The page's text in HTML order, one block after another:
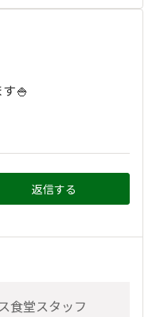
🍚
返信する
食堂スタッフ